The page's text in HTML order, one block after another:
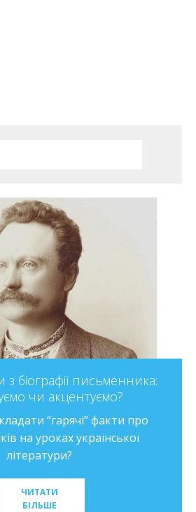
з біографії письменника:
чи акцентуємо?
“гарячі” факти про
на уроках української
літератури?
ЧИТАТИ
БІЛЬШЕ